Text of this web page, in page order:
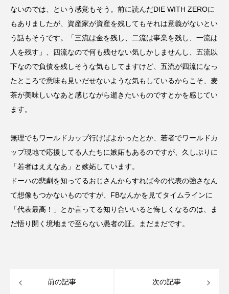
ないのでは、という感覚もそう。前に読んだDIE WITH ZEROに
もありましたが、資産家が資産を残してもそれは意義がないとい
う話もそうです。「三流は金を残し、二流は事業を残し、一流は
人を残す」、四流なので何も残せない気しかしませんし、五流以
下なので負債を残しそうな気もしてますけど、五流が四流になっ
たところで意味も見いだせないような気もしているからこそ、麦
茶が美味しいなあと感じながら逝きたいものですとかを感じてい
ます。
無理でもワールドカップ行けばよかったとか、若者でワールドカ
ップ現地で応援してる人たちに嫉妬もあるのですが、久しぶりに
「若者はええなあ」と嫉妬しています。
ドーハの悲劇を知ってるおじさんからすれば今の代表の強さなん
て想像もつかないものですが、FBなんかを見てタイムラインに
「代表最高！」とか言ってる知り合いいると悔しくなるのは、ま
だ悟り開く境地まで至らない愚者の証。まだまだです。
前の記事 次の記事